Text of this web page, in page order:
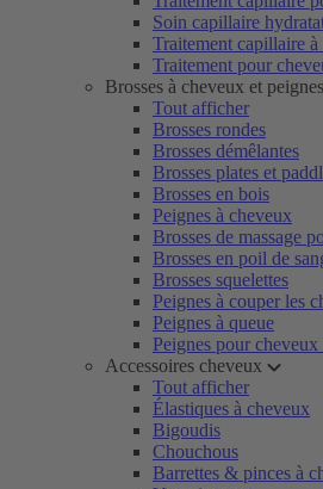
Soin capillaire
Traitement capillaire
Traitement pour
Brosses à cheveux et peignes
Tout afficher
Brosses rondes
Brosses démêlantes
Brosses plates et
Brosses en bois
Peignes à cheveux
Brosses de massage
Brosses en poil de
Brosses squelettes
Peignes à couper les
Peignes à queue
Peignes pour cheveux
Accessoires cheveux
Tout afficher
Élastiques à cheveux
Bigoudis
Chouchous
Barrettes & pinces à